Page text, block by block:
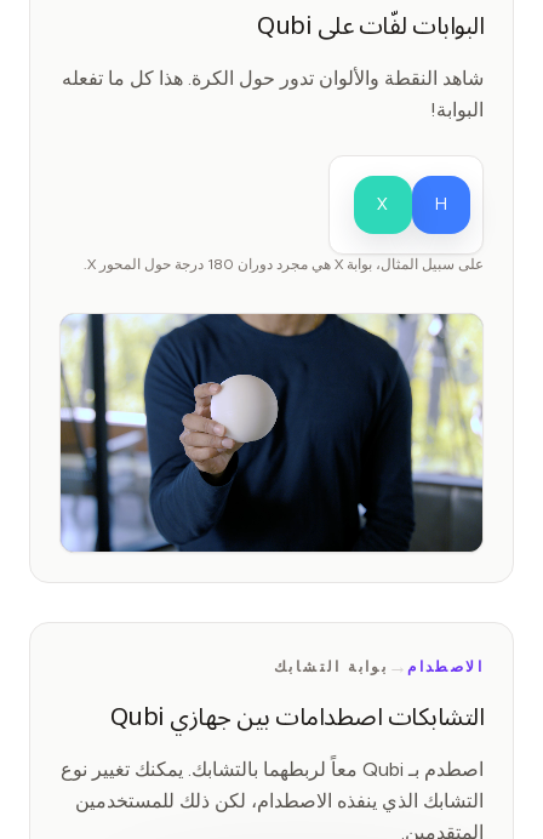
البوابات لفّات على Qubi
شاهد النقطة والألوان تدور حول الكرة. هذا كل ما تفعله
البوابة!
H
X
على سبيل المثال، بوابة X هي مجرد دوران 180 درجة حول المحور X.
الاصطدام→ بوابة التشابك
التشابكات اصطدامات بين جهازي Qubi
اصطدم بـ Qubi معاً لربطهما بالتشابك. يمكنك تغيير نوع
التشابك الذي ينفذه الاصطدام، لكن ذلك للمستخدمين
المتقدمين.